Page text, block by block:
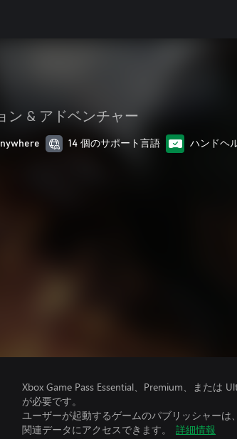
ン & アドベンチャー
14 個のサポート言語 ハンドヘ
Xbox Game Pass Essential、Premium、または
が必要です。
ユーザーが起動するゲームのパブリッシャーは
関連データにアクセスできます。
詳細情報